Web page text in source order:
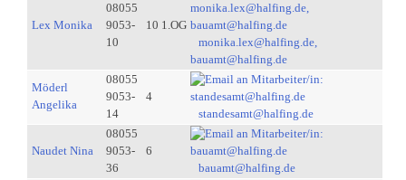
Lex Monika
08055
9053-
10
10 1.OG
monika.lex@halfing.de,
bauamt@halfing.de
Möderl
Angelika
08055
9053-
14
4
standesamt@halfing.de
Naudet Nina
08055
9053-
36
6
bauamt@halfing.de